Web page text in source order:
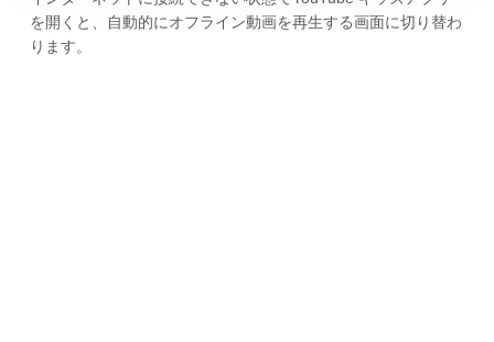
を開くと、自動的にオフライン動画を再生する画面に切り替わ
ります。